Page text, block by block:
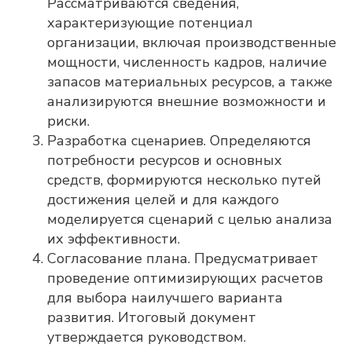
характеризующие потенциал
организации, включая производственные
мощности, численность кадров, наличие
запасов материальных ресурсов, а также
анализируются внешние возможности и
риски.
Разработка сценариев. Определяются
потребности ресурсов и основных
средств, формируются несколько путей
достижения целей и для каждого
моделируется сценарий с целью анализа
их эффективности.
Согласование плана. Предусматривает
проведение оптимизирующих расчетов
для выбора наилучшего варианта
развития. Итоговый документ
утверждается руководством.
Adeptik APS
Современное решение класса APS
(Advanced Planning & Scheduling) для
объемно-календарного
и оперативного
производственного планирования
ПОДРОБНЕЕ